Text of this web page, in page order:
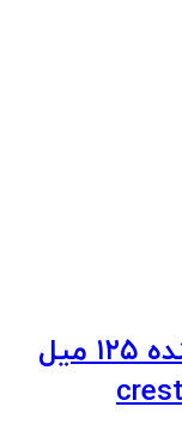
خمیر دندان محافظت کننده ۱۲۵ میل